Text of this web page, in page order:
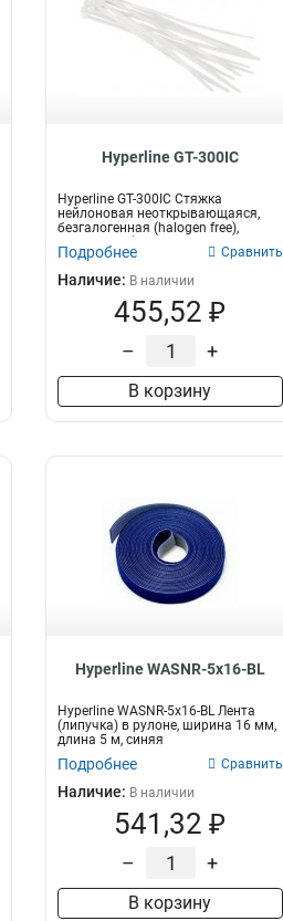
Hyperline GT-300IC
Hyperline GT-300IC Стяжка
нейлоновая неоткрывающаяся,
безгалогенная (halogen free),
300x3.6мм (...
Подробнее Сравнить
Наличие: В наличии
455,52 ₽
– +
В корзину
Hyperline WASNR-5x16-BL
Hyperline WASNR-5x16-BL Лента
(липучка) в рулоне, ширина 16 мм,
длина 5 м, синяя
Подробнее Сравнить
Наличие: В наличии
541,32 ₽
– +
В корзину